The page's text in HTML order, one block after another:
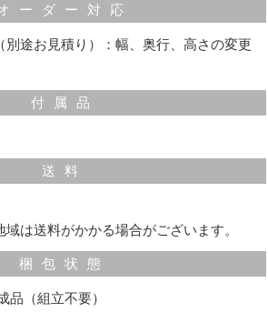
ーダー対応
別途お見積り）：幅、奥行、高さの変更
付属品
送料
は送料がかかる場合がございます。
梱包状態
品（組立不要）